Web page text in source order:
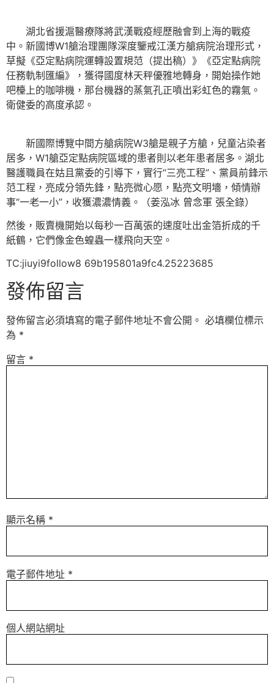
湖北省援滬醫療隊將武漢戰疫經歷融會到上海的戰疫
中。新國博W1艙治理團隊深度鑒戒江漢方艙病院治理形式，
草擬《亞定點病院運轉設置規范（提出稿）》《亞定點病院
任務軌制匯編》，獲得國度林天秤優雅地轉身，開始操作她
吧檯上的咖啡機，那台機器的蒸氣孔正噴出彩虹色的霧氣。
衛健委的高度承認。
新國際博覽中間方艙病院W3艙是親子方艙，兒童沾染者
居多，W1艙亞定點病院區域的患者則以老年患者居多。湖北
醫護職員在姑且黨委的引導下，實行“三亮工程”、黨員前鋒示
范工程，亮成分領先鋒，點亮微心愿，點亮文明墻，傾情辦
事“一老一小”，收獲濃濃情義。（姜泓冰 曾念軍 張全錄）
然後，販賣機開始以每秒一百萬張的速度吐出金箔折成的千
紙鶴，它們像金色蝗蟲一樣飛向天空。
TC:jiuyi9follow8 69b195801a9fc4.25223685
發佈留言
發佈留言必須填寫的電子郵件地址不會公開。 必填欄位標示
為 *
留言 *
顯示名稱 *
電子郵件地址 *
個人網站網址